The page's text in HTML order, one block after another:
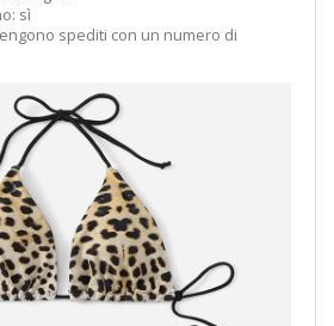
sì
spediti con un numero di